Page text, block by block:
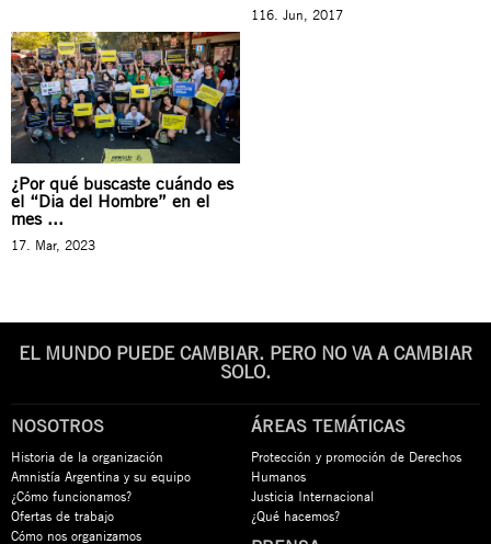
116. Jun, 2017
¿Por qué buscaste cuándo es
el “Dia del Hombre” en el
mes ...
17. Mar, 2023
EL MUNDO PUEDE CAMBIAR. PERO NO VA A CAMBIAR
SOLO.
NOSOTROS
Historia de la organización
Amnistía Argentina y su equipo
¿Cómo funcionamos?
Ofertas de trabajo
Cómo nos organizamos
ÁREAS TEMÁTICAS
Protección y promoción de Derechos
Humanos
Justicia Internacional
¿Qué hacemos?